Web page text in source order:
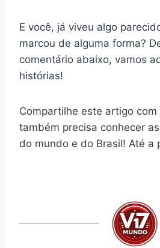
E você, já viveu algo
marcou de alguma forma?
comentário abaixo, vamos
histórias!
Compartilhe este artigo com
também precisa conhecer as
do mundo e do Brasil! Até a